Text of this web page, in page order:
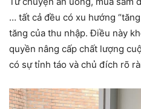
… tất cả đều có xu hướng
tăng của thu nhập. Điều này
quyền nâng cấp chất lượng
có sự tỉnh táo và chủ đích rõ